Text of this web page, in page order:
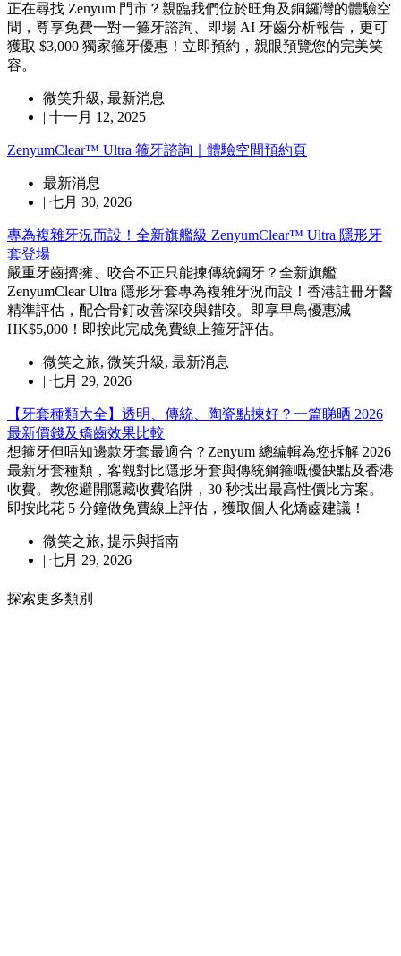
正在尋找 Zenyum 門市？親臨我們位於旺角及銅鑼灣的體驗空
間，尊享免費一對一箍牙諮詢、即場 AI 牙齒分析報告，更可
獲取 $3,000 獨家箍牙優惠！立即預約，親眼預覽您的完美笑
容。
微笑升級, 最新消息
| 十一月 12, 2025
ZenyumClear™ Ultra 箍牙諮詢｜體驗空間預約頁
最新消息
| 七月 30, 2026
專為複雜牙況而設！全新旗艦級 ZenyumClear™ Ultra 隱形牙
套登場
嚴重牙齒擠擁、咬合不正只能揀傳統鋼牙？全新旗艦
ZenyumClear Ultra 隱形牙套專為複雜牙況而設！香港註冊牙醫
精準評估，配合骨釘改善深咬與錯咬。即享早鳥優惠減
HK$5,000！即按此完成免費線上箍牙評估。
微笑之旅, 微笑升級, 最新消息
| 七月 29, 2026
【牙套種類大全】透明、傳統、陶瓷點揀好？一篇睇晒 2026
最新價錢及矯齒效果比較
想箍牙但唔知邊款牙套最適合？Zenyum 總編輯為您拆解 2026
最新牙套種類，客觀對比隱形牙套與傳統鋼箍嘅優缺點及香港
收費。教您避開隱藏收費陷阱，30 秒找出最高性價比方案。
即按此花 5 分鐘做免費線上評估，獲取個人化矯齒建議！
微笑之旅, 提示與指南
| 七月 29, 2026
探索更多類別